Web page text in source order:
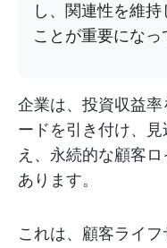
し、関連性を維
ことが重要になっ
企業は、投資収益
ードを引き付け、
え、永続的な顧客
あります。
これは、顧客ライ